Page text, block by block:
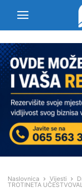
Naslovnica Vijesti
TROTINETA